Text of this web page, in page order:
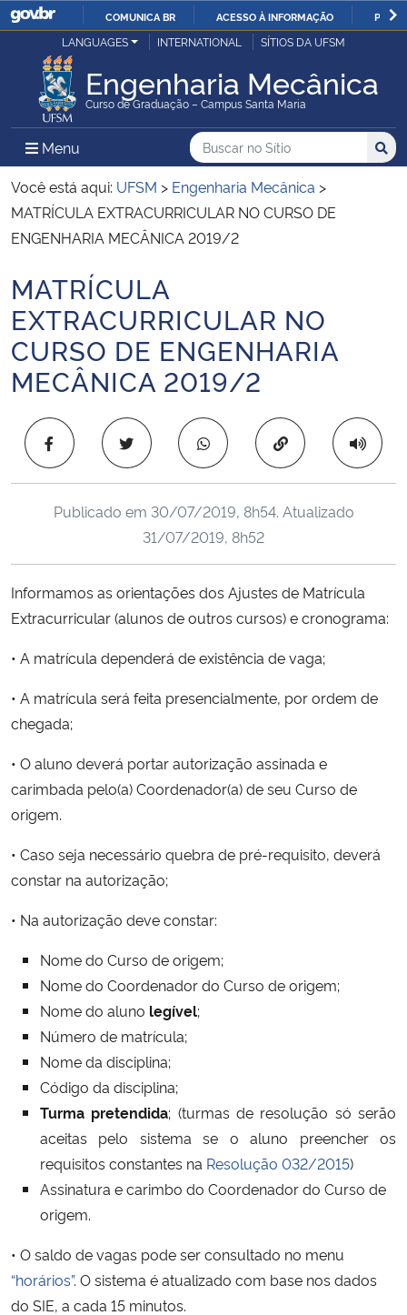
IR
O
COMUNICA BR ACESSO À INFORMAÇÃO
Ministério da Justiça e Segurança Pública
Ministério da Defesa
Ministério das Relações Exteriores
Ministério da Economia
Ministério da Infraestrutura
Ministério da Agricultura, Pecuária e Abastecimento
Ministério da Educação
Ministério da Cidadania
Ministério da Saúde
Ministério de Minas e Energia
Ministério da Ciência, Tecnologia, Inovações e Comunicações
Ministério do Meio Ambiente
Ministério do Turismo
Ministério do Desenvolvimento Regional
Controladoria-Geral da União
Ministério da Mulher, da Família e dos Direitos Humanos
Secretaria-Geral
Gabinete de Segurança Institucional
Planalto
LANGUAGES INTERNATIONAL SÍTIOS DA UFSM
Engenharia Mecânica
Curso de Graduação – Campus Santa Maria
Menu Menu Principal do Sítio
Busca
Buscar no no Sítio
Busca:
Você está aqui: UFSM > Engenharia Mecânica >
MATRÍCULA EXTRACURRICULAR NO CURSO DE
ENGENHARIA MECÂNICA 2019/2
Início do conteúdo
MATRÍCULA
EXTRACURRICULAR NO
CURSO DE ENGENHARIA
MECÂNICA 2019/2
Copiar para área
Publicado em 30/07/2019, 8h54. Atualizado
31/07/2019, 8h52
Informamos as orientações dos Ajustes de Matrícula
Extracurricular (alunos de outros cursos) e cronograma:
• A matrícula dependerá de existência de vaga;
• A matrícula será feita presencialmente, por ordem de
chegada;
• O aluno deverá portar autorização assinada e
carimbada pelo(a) Coordenador(a) de seu Curso de
origem.
• Caso seja necessário quebra de pré-requisito, deverá
constar na autorização;
• Na autorização deve constar:
Nome do Curso de origem;
Nome do Coordenador do Curso de origem;
Nome do aluno legível;
Número de matrícula;
Nome da disciplina;
Código da disciplina;
Turma pretendida; (turmas de resolução só serão
aceitas pelo sistema se o aluno preencher os
requisitos constantes na Resolução 032/2015)
Assinatura e carimbo do Coordenador do Curso de
origem.
• O saldo de vagas pode ser consultado no menu
“horários”. O sistema é atualizado com base nos dados
do SIE, a cada 15 minutos.